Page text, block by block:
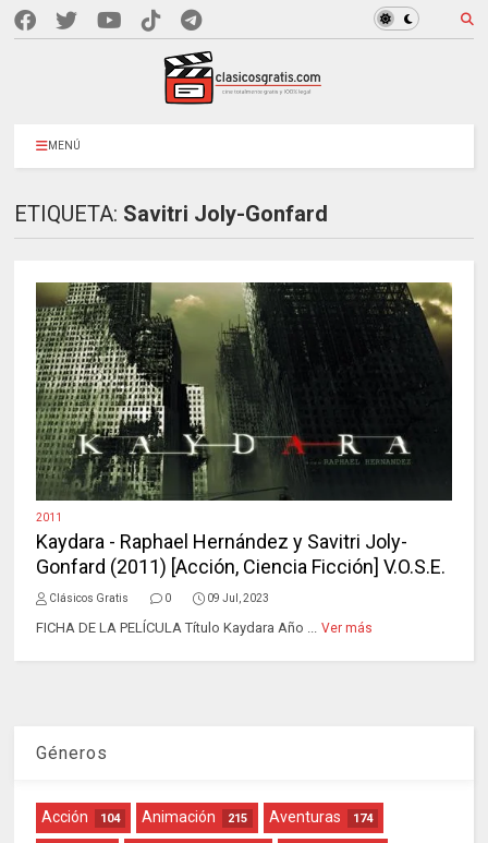
MENÚ
ETIQUETA: Savitri Joly-Gonfard
2011
Kaydara - Raphael Hernández y Savitri Joly-
Gonfard (2011) [Acción, Ciencia Ficción] V.O.S.E.
Clásicos Gratis 0 09 Jul, 2023
FICHA DE LA PELÍCULA Título Kaydara Año ... Ver más
Géneros
Acción 104 Animación 215 Aventuras 174